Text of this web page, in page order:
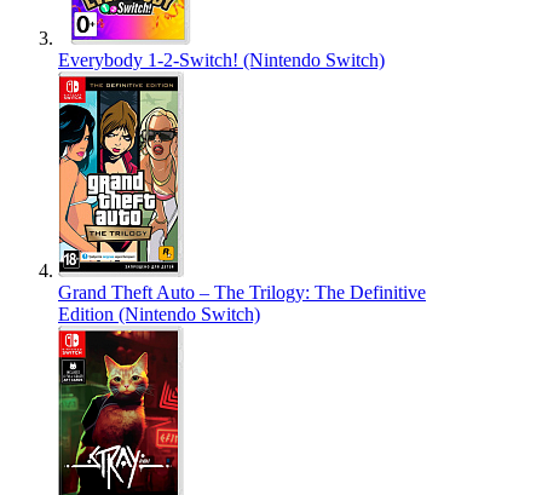
Everybody 1-2-Switch! (Nintendo Switch)
Grand Theft Auto – The Trilogy: The Definitive
Edition (Nintendo Switch)